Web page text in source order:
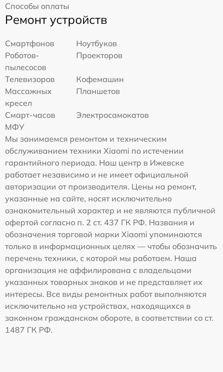
Способы оплаты
Ремонт устройств
Смартфонов
Ноутбуков
Роботов-
пылесосов
Проекторов
Телевизоров
Кофемашин
Массажных
кресел
Планшетов
Смарт-часов
Электросамокатов
МФУ
Мы занимаемся ремонтом и техническим
обслуживанием техники Xiaomi по истечении
гарантийного периода. Наш центр в Ижевске
работает независимо и не имеет официальной
авторизации от производителя. Цены на ремонт,
указанные на сайте, носят исключительно
ознакомительный характер и не являются публичной
офертой согласно п. 2 ст. 437 ГК РФ. Названия и
обозначения торговой марки Xiaomi упоминаются
только в информационных целях — чтобы обозначить
перечень техники, с которой мы работаем. Наша
организация не аффилирована с владельцами
указанных товарных знаков и не представляет их
интересы. Все виды ремонтных работ выполняются
исключительно на устройствах, находящихся в
законном гражданском обороте, в соответствии со ст.
1487 ГК РФ.